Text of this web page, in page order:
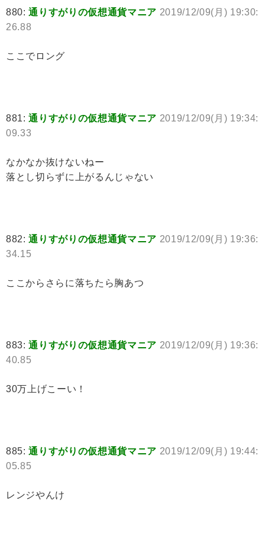
880:通りすがりの仮想通貨マニア 2019/12/09(月) 19:30:
26.88
ここでロング
881:通りすがりの仮想通貨マニア 2019/12/09(月) 19:34:
09.33
なかなか抜けないねー
落とし切らずに上がるんじゃない
882:通りすがりの仮想通貨マニア 2019/12/09(月) 19:36:
34.15
ここからさらに落ちたら胸あつ
883:通りすがりの仮想通貨マニア 2019/12/09(月) 19:36:
40.85
30万上げこーい！
885:通りすがりの仮想通貨マニア 2019/12/09(月) 19:44:
05.85
レンジやんけ